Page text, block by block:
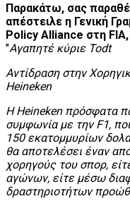
Παρακάτω, σας
απέστειλε η Γενική
Policy Alliance στη
"Αγαπητέ κύριε Todt
Αντίδραση στην
Heineken
Η Heineken πρόσφατα
συμφωνία με την F1,
150 εκατομμυρίων
θα αποτελέσει έναν
χορηγούς του σπορ,
αγώνων, είτε μέσω
δραστηριοτήτων